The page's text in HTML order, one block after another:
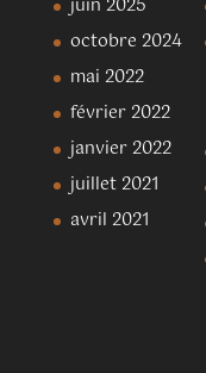
juin 2025
octobre 2024
mai 2022
février 2022
janvier 2022
juillet 2021
avril 2021